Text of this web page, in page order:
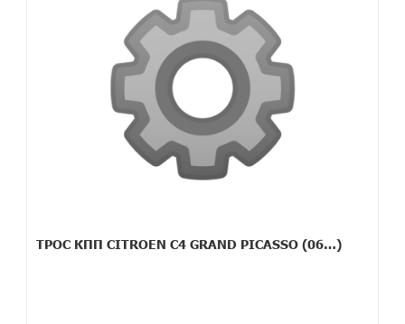
ТРОС КПП CITROEN C4 GRAND PICASSO (06…)